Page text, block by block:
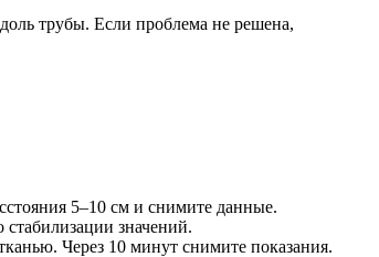
трубы. Если проблема не решена,
5–10 см и снимите данные.
значений.
Через 10 минут снимите показания.